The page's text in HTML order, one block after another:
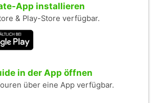
App installieren
& Play-Store verfügbar.
in der App öffnen
über eine App verfügbar.